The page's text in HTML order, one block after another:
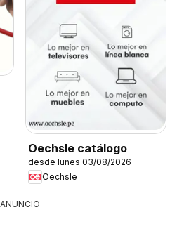
Oechsle catálogo
desde lunes 03/08/2026
Oechsle
ANUNCIO